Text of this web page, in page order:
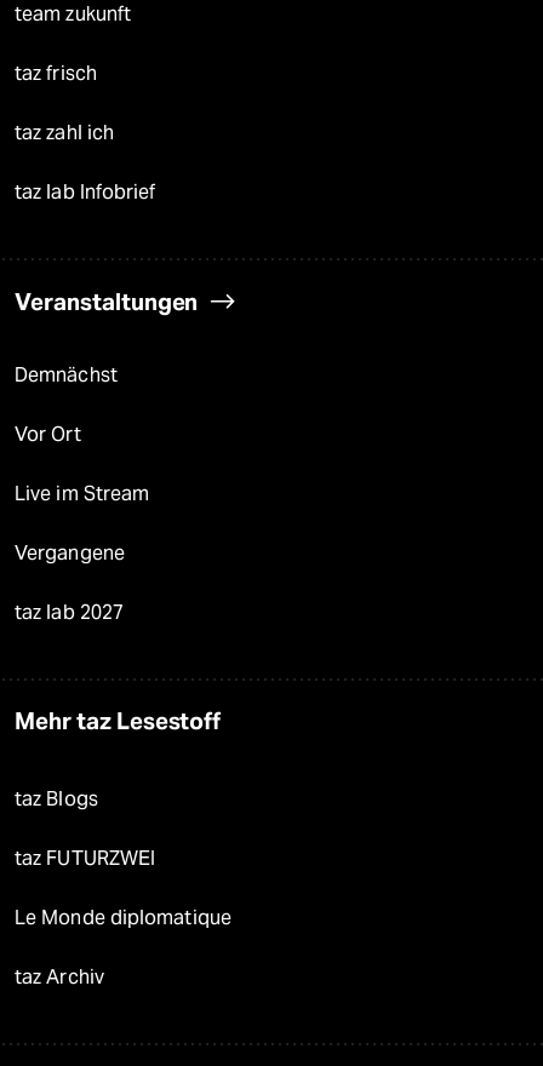
team zukunft
taz frisch
taz zahl ich
taz lab Infobrief
Veranstaltungen
Demnächst
Vor Ort
Live im Stream
Vergangene
taz lab 2027
Mehr taz Lesestoff
taz Blogs
taz FUTURZWEI
Le Monde diplomatique
taz Archiv